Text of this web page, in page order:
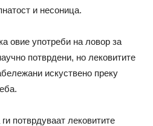
и несоница.
овие употреби на ловор за
потврдени, но лековитите
искуствено преку
потврдуваат лековитите